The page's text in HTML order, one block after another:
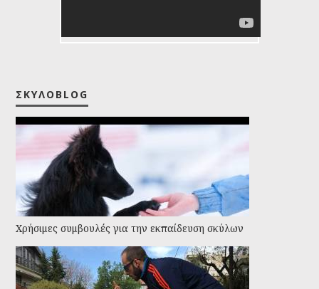
ΣΚΥΛΟBLOG
Χρήσιμες συμβουλές για την εκπαίδευση σκύλων